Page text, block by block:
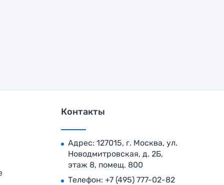
Контакты
Адрес: 127015, г. Москва, ул.
Новодмитровская, д. 2Б,
этаж 8, помещ. 800
Телефон: +7 (495) 777-02-82